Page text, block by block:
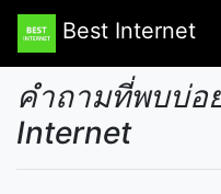
Best Internet
คำถามที่พบบ่อ
Internet